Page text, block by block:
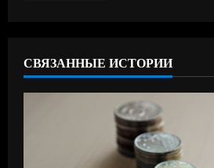
ч
СВЯЗАННЫЕ ИСТОРИИ